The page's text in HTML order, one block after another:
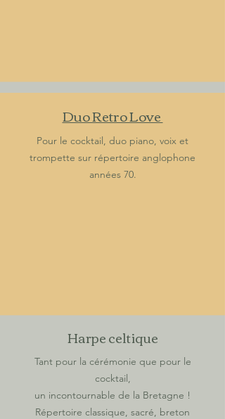
Duo Retro Love
Pour le cocktail, duo piano, voix et
trompette sur répertoire anglophone
années 70.
Harpe celtique
Tant pour la cérémonie que pour le
cocktail,
un incontournable de la Bretagne !
Répertoire classique, sacré, breton